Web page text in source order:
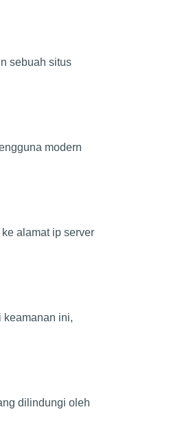
sebuah situs
modern
alamat ip server
keamanan ini,
dilindungi oleh